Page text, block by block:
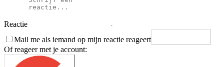
Reactie
Mail me als iemand op mijn reactie reageert
Of reageer met je account: